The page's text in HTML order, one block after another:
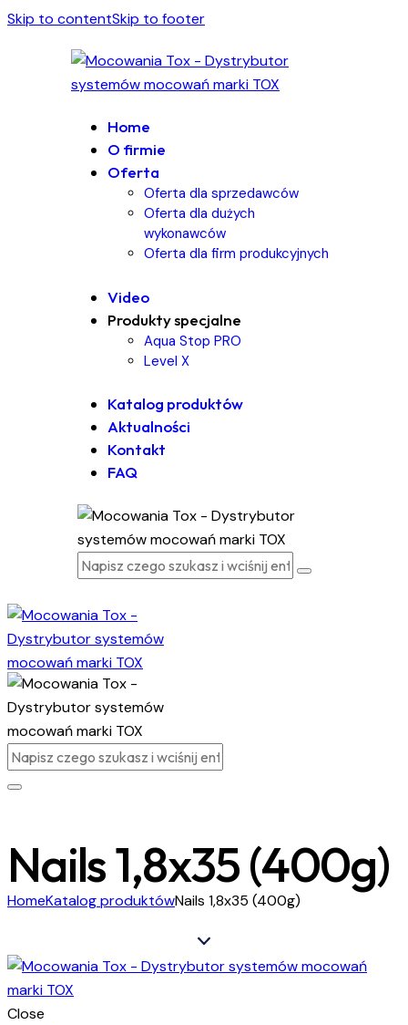
Skip to contentSkip to footer
Home
O firmie
Oferta
Oferta dla sprzedawców
Oferta dla dużych
wykonawców
Oferta dla firm produkcyjnych
Video
Produkty specjalne
Aqua Stop PRO
Level X
Katalog produktów
Aktualności
Kontakt
FAQ
Nails 1,8x35 (400g)
HomeKatalog produktówNails 1,8x35 (400g)
Close